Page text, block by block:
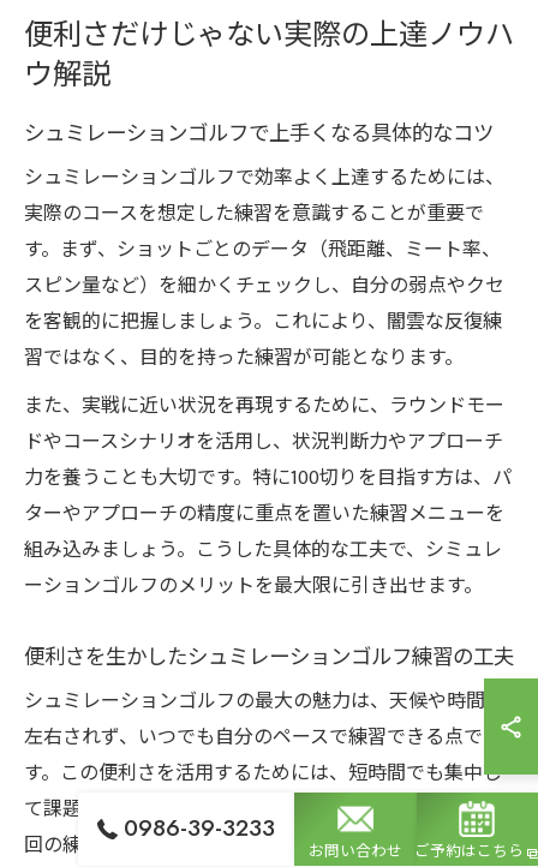
便利さだけじゃない実際の上達ノウハ
ウ解説
シュミレーションゴルフで上手くなる具体的なコツ
シュミレーションゴルフで効率よく上達するためには、
実際のコースを想定した練習を意識することが重要で
す。まず、ショットごとのデータ（飛距離、ミート率、
スピン量など）を細かくチェックし、自分の弱点やクセ
を客観的に把握しましょう。これにより、闇雲な反復練
習ではなく、目的を持った練習が可能となります。
また、実戦に近い状況を再現するために、ラウンドモー
ドやコースシナリオを活用し、状況判断力やアプローチ
力を養うことも大切です。特に100切りを目指す方は、パ
ターやアプローチの精度に重点を置いた練習メニューを
組み込みましょう。こうした具体的な工夫で、シミュレ
ーションゴルフのメリットを最大限に引き出せます。
便利さを生かしたシュミレーションゴルフ練習の工夫
シュミレーションゴルフの最大の魅力は、天候や時間に
左右されず、いつでも自分のペースで練習できる点で
す。この便利さを活用するためには、短時間でも集中し
て課題に取り組むことがポイントとなります。例えば、1
回の練習ごとにテーマを設定し、「ドライバーの飛距離
0986-39-3233
お問い合わせ ご予約はこちら